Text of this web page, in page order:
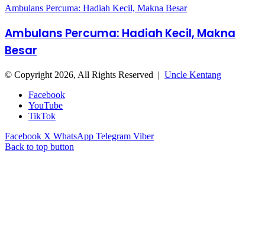
Ambulans Percuma: Hadiah Kecil, Makna Besar
Ambulans Percuma: Hadiah Kecil, Makna
Besar
© Copyright 2026, All Rights Reserved | Uncle Kentang
Facebook
YouTube
TikTok
Facebook X WhatsApp Telegram Viber
Back to top button